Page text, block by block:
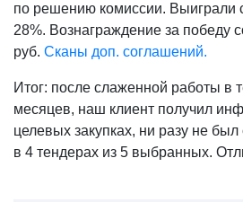
по решению комиссии. Выиграли
28%. Вознаграждение за победу
руб. Сканы доп. соглашений.
Итог: после слаженной работы в
месяцев, наш клиент получил
целевых закупках, ни разу не
в 4 тендерах из 5 выбранных.